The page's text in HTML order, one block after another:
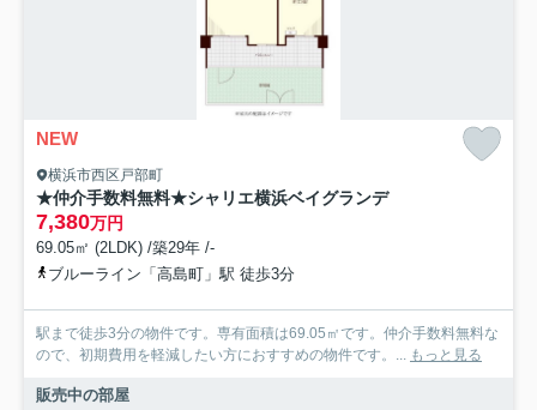
NEW
横浜市西区戸部町
★仲介手数料無料★シャリエ横浜ベイグランデ
7,380万円
69.05㎡ (2LDK) /築29年 /-
ブルーライン「高島町」駅 徒歩3分
駅まで徒歩3分の物件です。専有面積は69.05㎡です。仲介手数料無料な
ので、初期費用を軽減したい方におすすめの物件です。... もっと見る
販売中の部屋